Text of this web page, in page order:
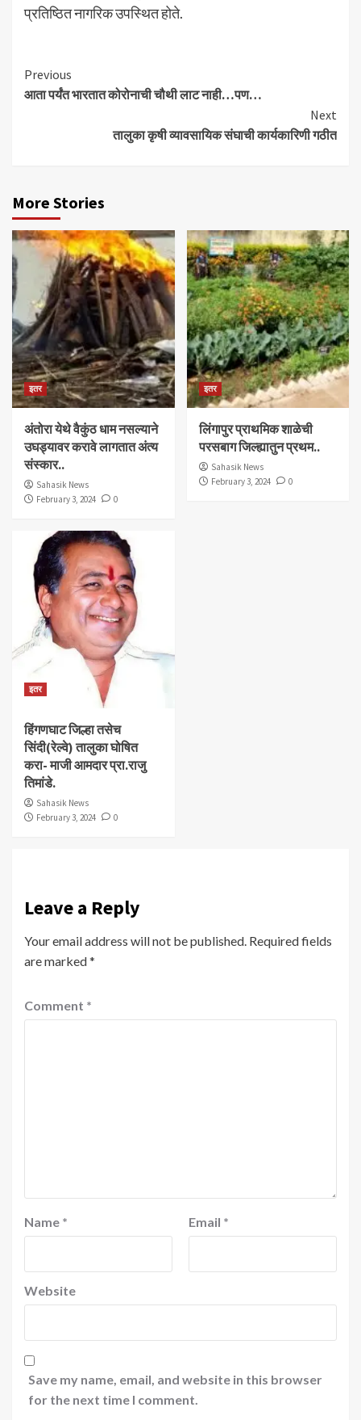
प्रतिष्ठित नागरिक उपस्थित होते.
Continue
Reading
Previous
आता पर्यंत भारतात कोरोनाची चौथी लाट नाही…पण…
Next
तालुका कृषी व्यावसायिक संघाची कार्यकारिणी गठीत
More Stories
इतर
अंतोरा येथे वैकुंठ धाम नसल्याने
उघड्यावर करावे लागतात अंत्य
संस्कार..
Sahasik News
February 3, 2024
0
इतर
लिंगापुर प्राथमिक शाळेची
परसबाग जिल्ह्यातुन प्रथम..
Sahasik News
February 3, 2024
0
इतर
हिंगणघाट जिल्हा तसेच
सिंदी(रेल्वे) तालुका घोषित
करा- माजी आमदार प्रा.राजु
तिमांडे.
Sahasik News
February 3, 2024
0
Leave a Reply
Your email address will not be published. Required fields
are marked*
Comment *
Name * Email *
Website
Save my name, email, and website in this browser
for the next time I comment.